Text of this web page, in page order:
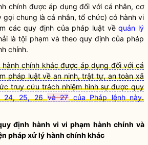
chínhđược áp dụng đối với cá nhân, cơ
gọi chung là cá nhân,tổ chức) có hành vi
các quy định của pháp luật vềquản lý
là tội phạm và theo quy định của pháp
chính.
chính khác được áp dụng đối với cá
pháp luật về an ninh, trật tự, an toàn xã
truy cứu trách nhiệm hình sự được quy
24, 25, 26và 27của Pháp lệnh này.
định hành vi vi phạm hành chính và
pháp xử lý hành chính khác